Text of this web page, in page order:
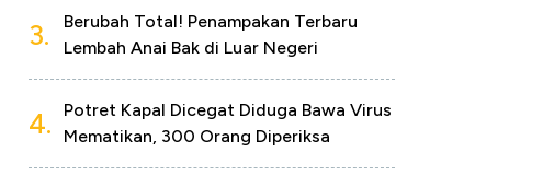
3.
Berubah Total! Penampakan Terbaru
Lembah Anai Bak di Luar Negeri
4.
Potret Kapal Dicegat Diduga Bawa Virus
Mematikan, 300 Orang Diperiksa